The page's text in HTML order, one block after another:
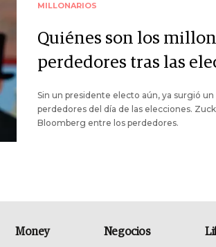
MILLONARIOS
Quiénes son los
perdedores tras las
Sin un presidente electo aún, ya surgió
perdedores del día de las elecciones.
Bloomberg entre los perdedores.
Money Negocios